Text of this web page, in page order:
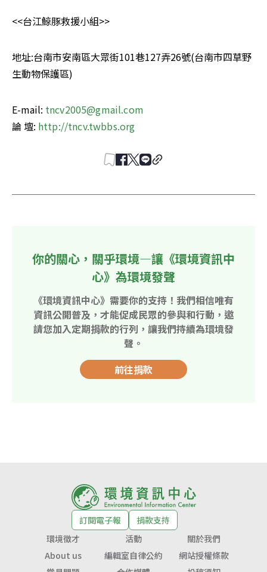
<<台江鯨豚救援小組>>
地址:台南市安南區大眾街101巷127弄26號(台南市四草野
生動物保護區)
E-mail: tncv2005@gmail.com
論 壇: http://tncv.twbbs.org
你的關心，關乎環境—讓《環境資訊中
心》為環境發聲
《環境資訊中心》需要你的支持！我們相信唯有
資訊公開普及，才能促成民眾的參與和行動，邀
請您加入定期捐款的行列，讓我們持續為環境發
聲。
前往捐款
訂閱電子報
捐款支持
環境徵才
活動
關於我們
About us
編輯室自律公約
網站授權條款